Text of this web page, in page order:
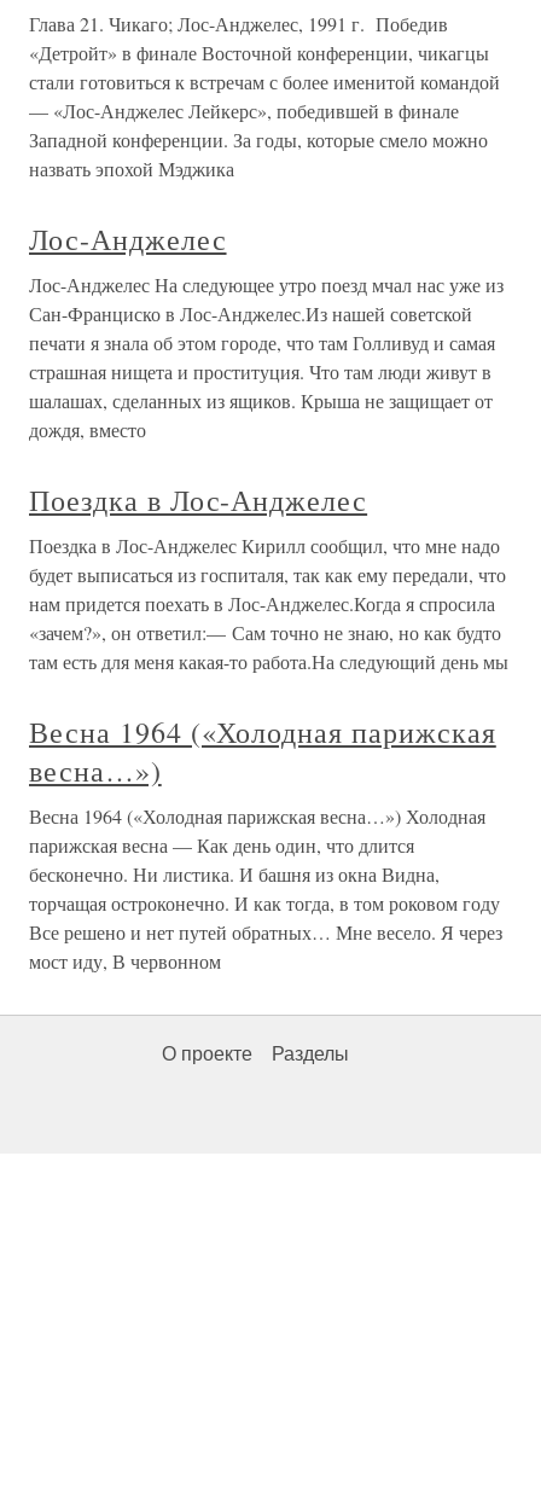
Глава 21. Чикаго; Лос-Анджелес, 1991 г. Победив
«Детройт» в финале Восточной конференции, чикагцы
стали готовиться к встречам с более именитой командой
— «Лос-Анджелес Лейкерс», победившей в финале
Западной конференции. За годы, которые смело можно
назвать эпохой Мэджика
Лос-Анджелес
Лос-Анджелес На следующее утро поезд мчал нас уже из
Сан-Франциско в Лос-Анджелес.Из нашей советской
печати я знала об этом городе, что там Голливуд и самая
страшная нищета и проституция. Что там люди живут в
шалашах, сделанных из ящиков. Крыша не защищает от
дождя, вместо
Поездка в Лос-Анджелес
Поездка в Лос-Анджелес Кирилл сообщил, что мне надо
будет выписаться из госпиталя, так как ему передали, что
нам придется поехать в Лос-Анджелес.Когда я спросила
«зачем?», он ответил:— Сам точно не знаю, но как будто
там есть для меня какая-то работа.На следующий день мы
Весна 1964 («Холодная парижская
весна…»)
Весна 1964 («Холодная парижская весна…») Холодная
парижская весна — Как день один, что длится
бесконечно. Ни листика. И башня из окна Видна,
торчащая остроконечно. И как тогда, в том роковом году
Все решено и нет путей обратных… Мне весело. Я через
мост иду, В червонном
О проекте Разделы